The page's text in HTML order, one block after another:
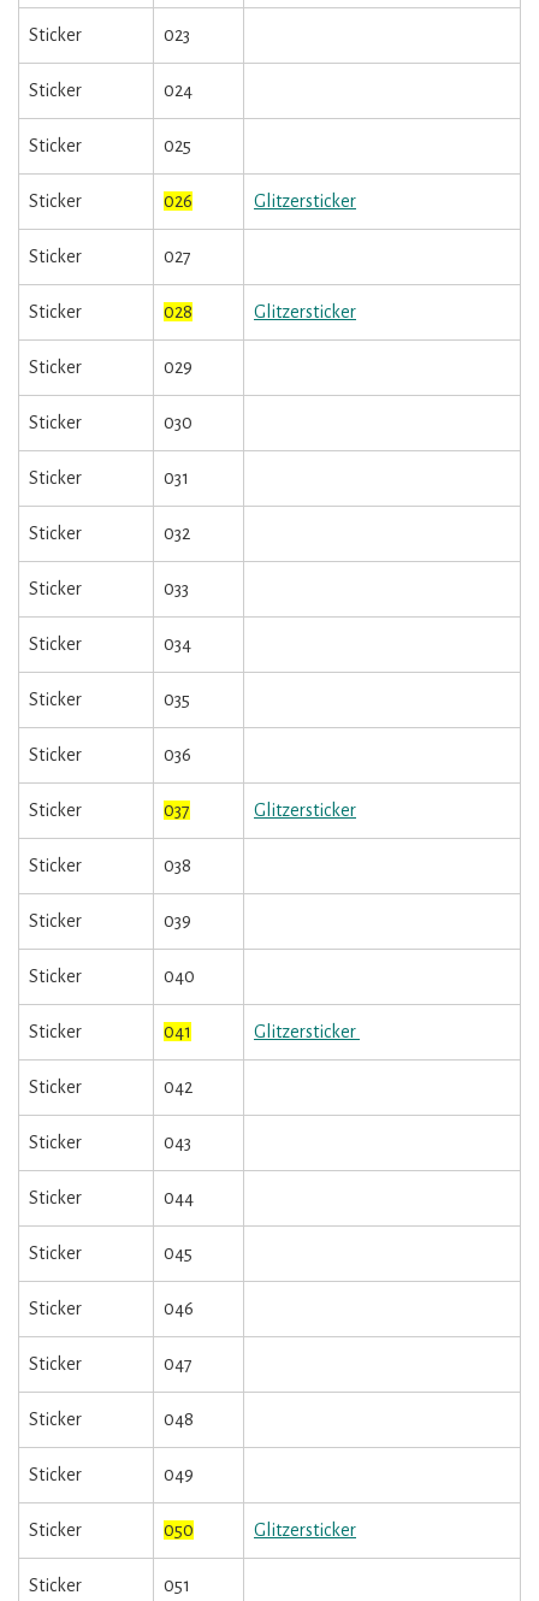
Sticker 023
Sticker 024
Sticker 025
Sticker 026 Glitzersticker
Sticker 027
Sticker 028 Glitzersticker
Sticker 029
Sticker 030
Sticker 031
Sticker 032
Sticker 033
Sticker 034
Sticker 035
Sticker 036
Sticker 037 Glitzersticker
Sticker 038
Sticker 039
Sticker 040
Sticker 041 Glitzersticker
Sticker 042
Sticker 043
Sticker 044
Sticker 045
Sticker 046
Sticker 047
Sticker 048
Sticker 049
Sticker 050 Glitzersticker
Sticker 051